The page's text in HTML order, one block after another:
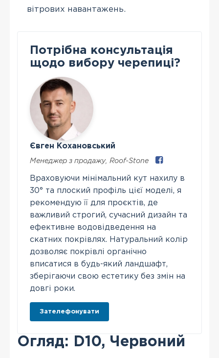
вітрових навантажень.
Потрібна консультація
щодо вибору черепиці?
Євген Кохановський
Менеджер з продажу, Roof-Stone
Враховуючи мінімальний кут нахилу в
30° та плоский профіль цієї моделі, я
рекомендую її для проєктів, де
важливий строгий, сучасний дизайн та
ефективне водовідведення на
скатних покрівлях. Натуральний колір
дозволяє покрівлі органічно
вписатися в будь-який ландшафт,
зберігаючи свою естетику без змін на
довгі роки.
Зателефонувати
Огляд: D10, Червоний